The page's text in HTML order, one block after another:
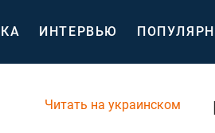
ИНТЕРВЬЮ
Читать на украинском